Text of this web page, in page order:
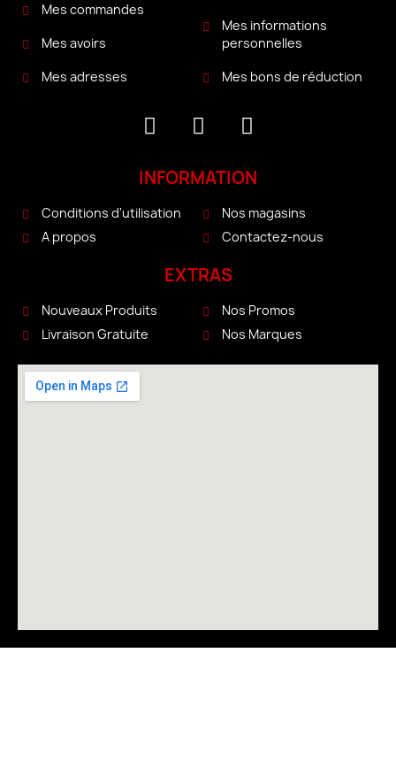
Mes commandes
Mes avoirs
Mes adresses
Mes informations
personnelles
Mes bons de réduction
INFORMATION
Conditions d'utilisation
A propos
Nos magasins
Contactez-nous
EXTRAS
Nouveaux Produits
Livraison Gratuite
Nos Promos
Nos Marques